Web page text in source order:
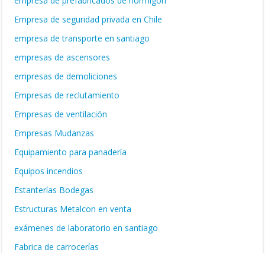
Empresa de seguridad privada en Chile
empresa de transporte en santiago
empresas de ascensores
empresas de demoliciones
Empresas de reclutamiento
Empresas de ventilación
Empresas Mudanzas
Equipamiento para panadería
Equipos incendios
Estanterías Bodegas
Estructuras Metalcon en venta
exámenes de laboratorio en santiago
Fabrica de carrocerías